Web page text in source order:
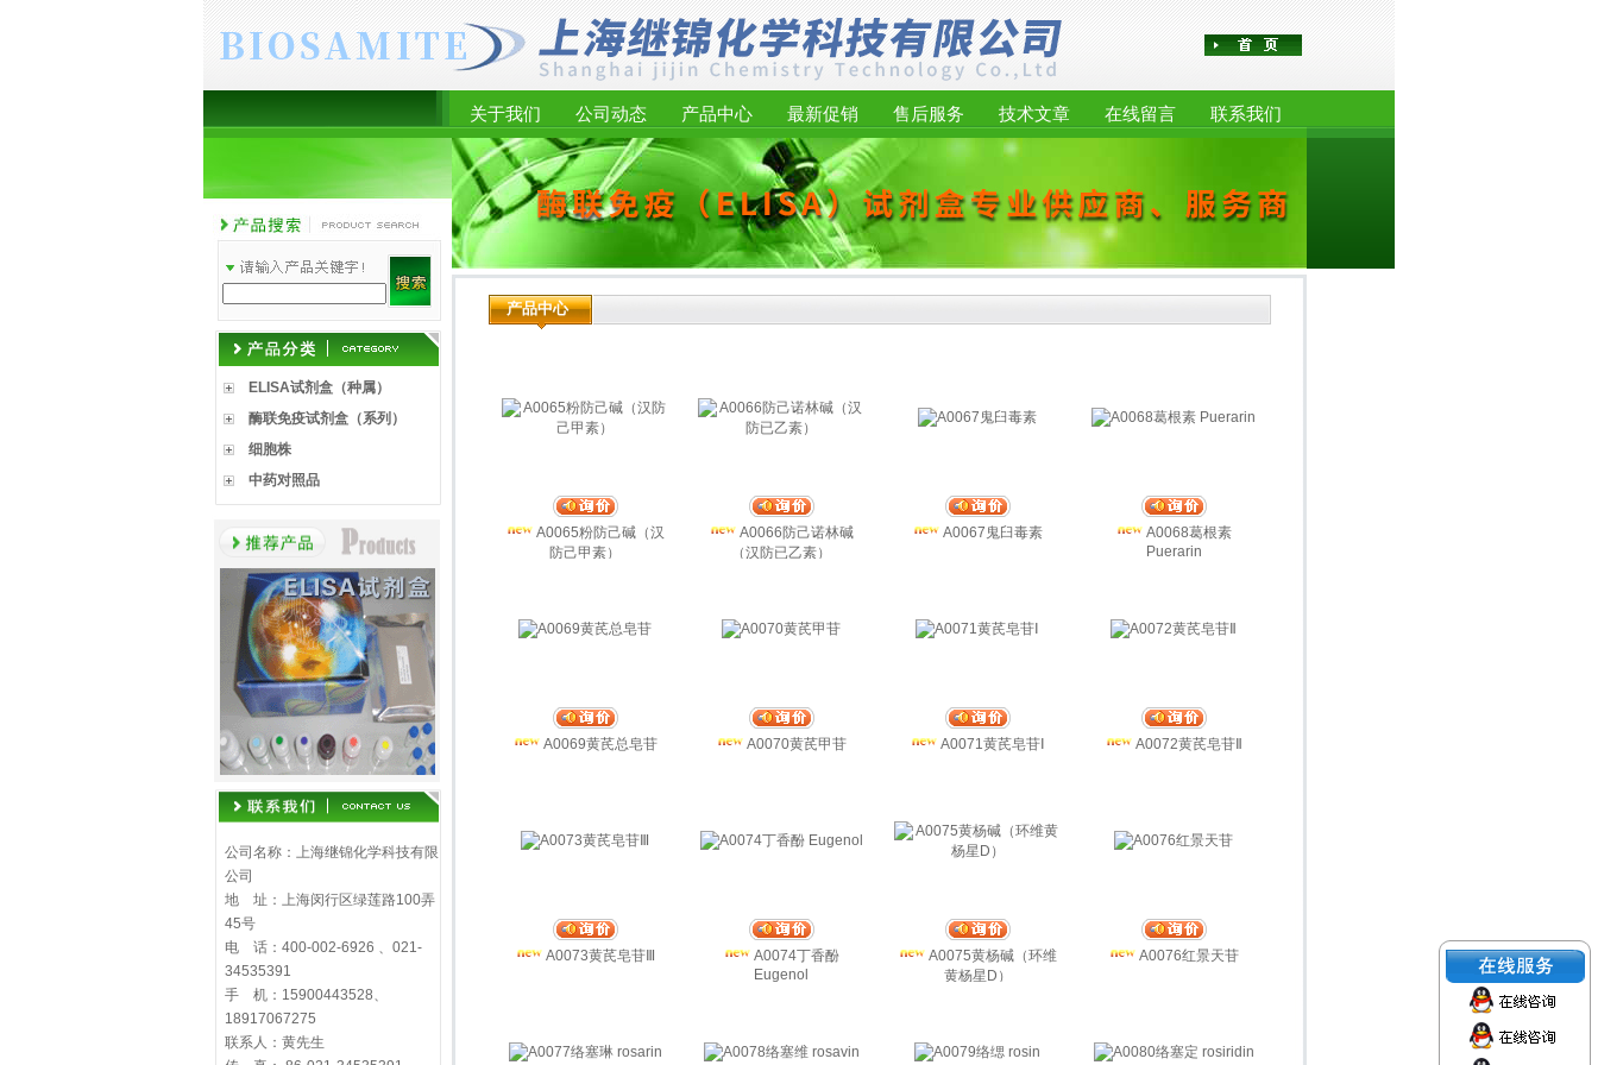
关于我们 公司动态 产品中心 最新促销 售后服务 技术文章 在线留言 联系我们
ELISA试剂盒（种属）
酶联免疫试剂盒（系列）
细胞株
中药对照品
公司名称：上海继锦化学科技有限
公司
地 址：上海闵行区绿莲路100弄
45号
电 话：400-002-6926 、021-
34535391
手 机：15900443528、
18917067275
联系人：黄先生
产品中心
A0065粉防己碱（汉
防己甲素）
A0066防己诺林碱
（汉防已乙素）
A0067鬼臼毒素
A0068葛根素
Puerarin
A0069黄芪总皂苷 A0070黄芪甲苷 A0071黄芪皂苷Ⅰ A0072黄芪皂苷Ⅱ
A0073黄芪皂苷Ⅲ
A0074丁香酚
Eugenol
A0075黄杨碱（环维
黄杨星D）
A0076红景天苷